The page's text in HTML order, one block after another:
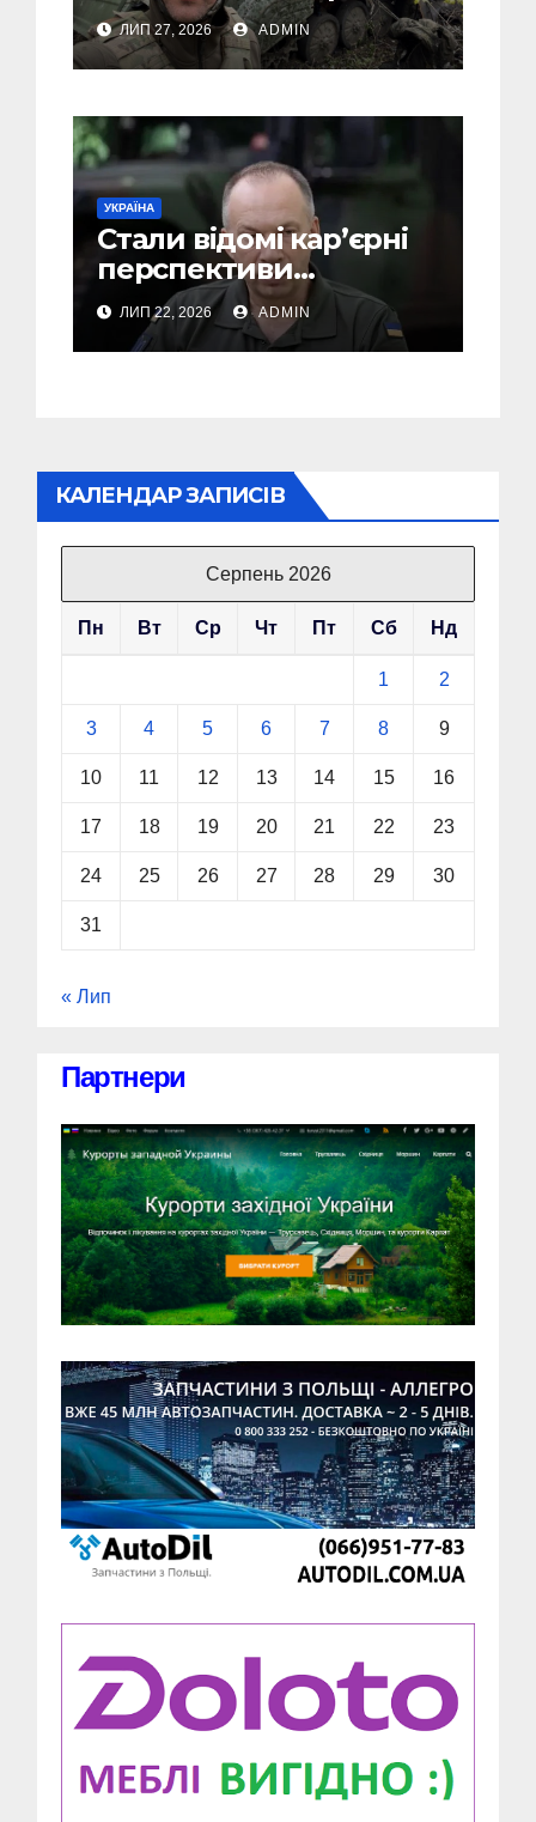
оборони України, і
пояснив, чому інакше
не може бути
ЛИП 27, 2026 ADMIN
УКРАЇНА
Стали відомі кар’єрні
перспективи
Сирського після
звільнення з посади
Головкому ВСУ
ЛИП 22, 2026 ADMIN
КАЛЕНДАР ЗАПИСІВ
Серпень 2026
Пн Вт Ср Чт Пт Сб Нд
1 2
3 4 5 6 7 8 9
10 11 12 13 14 15 16
17 18 19 20 21 22 23
24 25 26 27 28 29 30
31
« Лип
Партнери